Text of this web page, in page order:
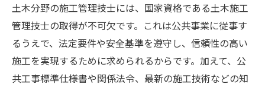
土木分野の施工管理技士には、国家資格である土木施工
管理技士の取得が不可欠です。これは公共事業に従事す
るうえで、法定要件や安全基準を遵守し、信頼性の高い
施工を実現するために求められるからです。加えて、公
共工事標準仕様書や関係法令、最新の施工技術などの知